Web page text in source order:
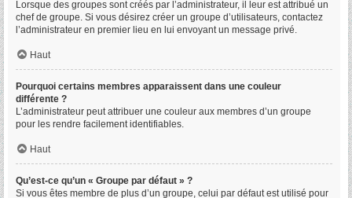
Lorsque des groupes sont créés par l’administrateur, il leur est attribué un
chef de groupe. Si vous désirez créer un groupe d’utilisateurs, contactez
l’administrateur en premier lieu en lui envoyant un message privé.
Haut
Pourquoi certains membres apparaissent dans une couleur
différente ?
L’administrateur peut attribuer une couleur aux membres d’un groupe
pour les rendre facilement identifiables.
Haut
Qu’est-ce qu’un « Groupe par défaut » ?
Si vous êtes membre de plus d’un groupe, celui par défaut est utilisé pour